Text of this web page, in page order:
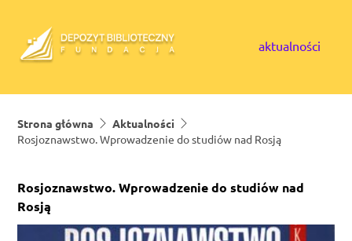
aktualności
Strona główna
Aktualności
Rosjoznawstwo. Wprowadzenie do studiów nad Rosją
Rosjoznawstwo. Wprowadzenie do studiów nad
Rosją